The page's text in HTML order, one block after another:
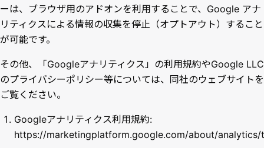
ーは、ブラウザ用のアドオンを利用することで、Google アナ
リティクスによる情報の収集を停止（オプトアウト）すること
が可能です。
その他、「Googleアナリティクス」の利用規約やGoogle LLC
のプライバシーポリシー等については、同社のウェブサイトを
ご覧ください。
Googleアナリティクス利用規約:
https://marketingplatform.google.com/about/